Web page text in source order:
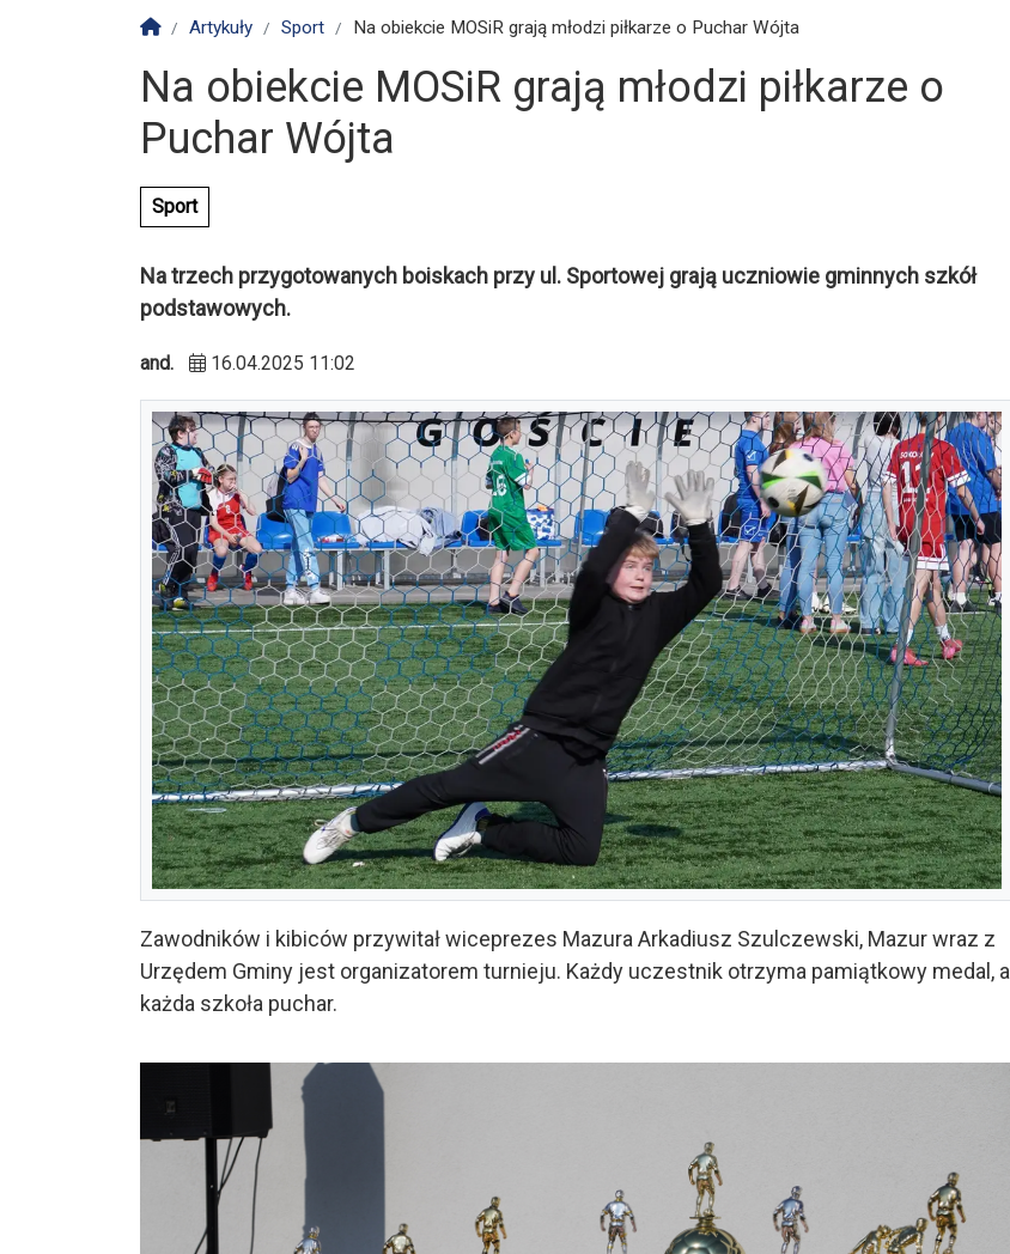
Strona główna
Artykuły Sport Na obiekcie MOSiR grają młodzi piłkarze o Puchar Wójta
Na obiekcie MOSiR grają młodzi piłkarze o
Puchar Wójta
Sport
Na trzech przygotowanych boiskach przy ul. Sportowej grają uczniowie gminnych szkół
podstawowych.
and. 16.04.2025 11:02
Zawodników i kibiców przywitał wiceprezes Mazura Arkadiusz Szulczewski, Mazur wraz z
Urzędem Gminy jest organizatorem turnieju. Każdy uczestnik otrzyma pamiątkowy medal, a
każda szkoła puchar.